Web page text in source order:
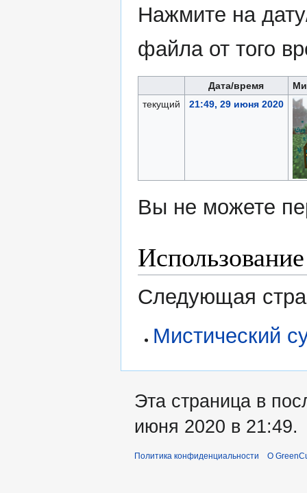
Нажмите на
файла от того
Дата/время
текущий
21:49, 29 июня 2020
Вы не можете
Следующая
Мистический
Эта страница в
июня 2020 в 21:49.
Политика конфиденциальности О